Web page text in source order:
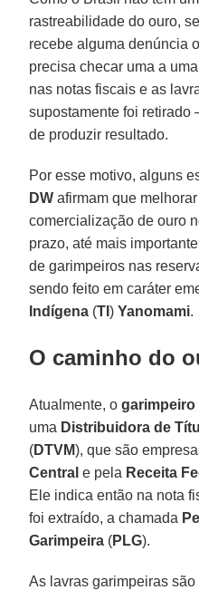
rastreabilidade do ouro,
recebe alguma denúncia
precisa checar uma a
nas notas fiscais e as
supostamente foi retirado
de produzir resultado.
Por esse motivo, alguns
DW afirmam que
comercialização de ouro
prazo, até mais
de garimpeiros nas
sendo feito em caráter
Indígena (TI)Yanomami.
O caminho do
Atualmente, ogarimpeiro
uma Distribuidora de
(DTVM), que são
Central e pela Receita
Ele indica então na nota
foi extraído, a chamada
Garimpeira (PLG).
As lavras garimpeiras